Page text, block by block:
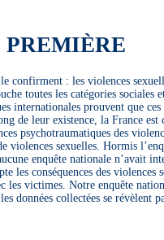
PREMIÈRE
confirment : les violences
toutes les catégories
internationales prouvent que
de leur existence, la France
psychotraumatiques des
violences sexuelles. Hormis
enquête nationale n’avait
les conséquences des
les victimes. Notre enquête
données collectées se révèlent